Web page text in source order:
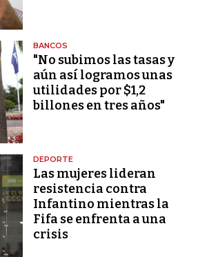
BANCOS
"No subimos las tasas y
aún así logramos unas
utilidades por $1,2
billones en tres años"
DEPORTE
Las mujeres lideran
resistencia contra
Infantino mientras la
Fifa se enfrenta a una
crisis